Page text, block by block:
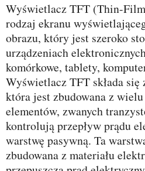
Wyświetlacz TFT (Thin-Film-Transistor) to
rodzaj ekranu
obrazu, który jest szeroko
urządzeniach
komórkowe, tablety,
Wyświetlacz TFT składa
która jest zbudowana z
elementów, zwanych
kontrolują przepływ prądu
warstwę pasywną. Ta
zbudowana z materiału